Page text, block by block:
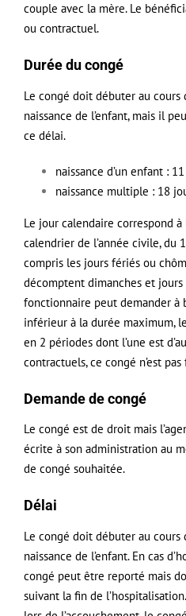
couple avec la mère. Le
ou contractuel.
Durée ducongé
Le congé doit débuter au cours
naissance de l’enfant, mais il
ce délai.
naissance d’un enfant :
naissance multiple : 18
Le jour calendaire correspond
calendrier de l’année civile, du
compris les jours fériés ou
décomptent dimanches et
fonctionnaire peut demander à
inférieur à la durée maximum,
en 2 périodes dont l’une est
contractuels, ce congé n’est
Demande de congé
Le congé est de droit mais
écrite à son administration au
de congé souhaitée.
Délai
Le congé doit débuter au cours
naissance de l’enfant. En cas
congé peut être reporté mais
suivant la fin de